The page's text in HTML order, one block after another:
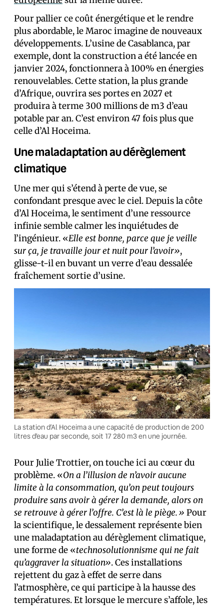
Pour pallier ce coût énergétique et le rendre
plus abordable, le Maroc imagine de nouveaux
développements. L’usine de Casablanca, par
exemple, dont la construction a été lancée en
janvier 2024, fonctionnera à 100% en énergies
renouvelables. Cette station, la plus grande
d’Afrique, ouvrira ses portes en 2027 et
produira à terme 300 millions de m3 d’eau
potable par an. C’est environ 47 fois plus que
celle d’Al Hoceima.
Une maladaptation au dérèglement
climatique
Une mer qui s’étend à perte de vue, se
confondant presque avec le ciel. Depuis la côte
d’Al Hoceima, le sentiment d’une ressource
infinie semble calmer les inquiétudes de
l’ingénieur. «Elle est bonne, parce que je veille
sur ça, je travaille jour et nuit pour l’avoir»,
glisse-t-il en buvant un verre d’eau dessalée
fraîchement sortie d’usine.
La station d’Al Hoceima a une capacité de production de 200
litres d’eau par seconde, soit 17 280 m3 en une journée.
Pour Julie Trottier, on touche ici au cœur du
problème. «On a l’illusion de n’avoir aucune
limite à la consommation, qu’on peut toujours
produire sans avoir à gérer la demande, alors on
se retrouve à gérer l’offre. C’est là le piège.» Pour
la scientifique, le dessalement représente bien
une maladaptation au dérèglement climatique,
une forme de «technosolutionnisme qui ne fait
qu’aggraver la situation». Ces installations
rejettent du gaz à effet de serre dans
l’atmosphère, ce qui participe à la hausse des
températures. Et lorsque le mercure s’affole, les